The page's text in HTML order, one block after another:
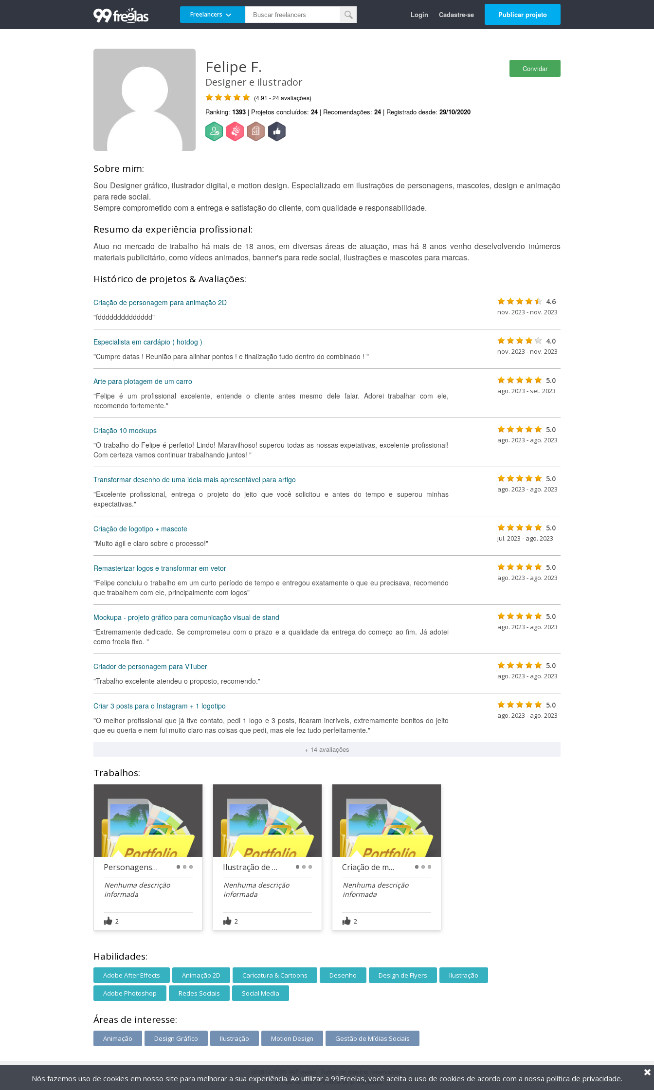
Freelancers Login Cadastre-se Publicar projeto
Convidar
Felipe F.
Designer e ilustrador
(4.91 - 24 avaliações)
Ranking: 1393 | Projetos concluídos: 24 | Recomendações: 24 | Registrado desde: 29/10/2020
Sobre mim:
Sou Designer gráfico, ilustrador digital, e motion design. Especializado em ilustrações de personagens, mascotes, design e animação
para rede social.
Sempre comprometido com a entrega e satisfação do cliente, com qualidade e responsabilidade.
Resumo da experiência profissional:
Atuo no mercado de trabalho há mais de 18 anos, em diversas áreas de atuação, mas há 8 anos venho deselvolvendo inúmeros
materiais publicitário, como vídeos animados, banner's para rede social, ilustrações e mascotes para marcas.
Histórico de projetos & Avaliações:
Criação de personagem para animação 2D
"fdddddddddddddd"
4.6
nov. 2023 - nov. 2023
Especialista em cardápio ( hotdog )
"Cumpre datas ! Reunião para alinhar pontos ! e finalização tudo dentro do combinado ! "
4.0
nov. 2023 - nov. 2023
Arte para plotagem de um carro
"Felipe é um profissional excelente, entende o cliente antes mesmo dele falar. Adorei trabalhar com ele,
recomendo fortemente."
5.0
ago. 2023 - set. 2023
Criação 10 mockups
"O trabalho do Felipe é perfeito! Lindo! Maravilhoso! superou todas as nossas expetativas, excelente profissional!
Com certeza vamos continuar trabalhando juntos! "
5.0
ago. 2023 - ago. 2023
Transformar desenho de uma ideia mais apresentável para artigo
"Excelente profissional, entrega o projeto do jeito que você solicitou e antes do tempo e superou minhas
expectativas."
5.0
ago. 2023 - ago. 2023
Criação de logotipo + mascote
"Muito ágil e claro sobre o processo!"
5.0
jul. 2023 - ago. 2023
Remasterizar logos e transformar em vetor
"Felipe concluiu o trabalho em um curto período de tempo e entregou exatamente o que eu precisava, recomendo
que trabalhem com ele, principalmente com logos"
5.0
ago. 2023 - ago. 2023
Mockupa - projeto gráfico para comunicação visual de stand
"Extremamente dedicado. Se comprometeu com o prazo e a qualidade da entrega do começo ao fim. Já adotei
como freela fixo. "
5.0
ago. 2023 - ago. 2023
Criador de personagem para VTuber
"Trabalho excelente atendeu o proposto, recomendo."
5.0
ago. 2023 - ago. 2023
Criar 3 posts para o Instagram + 1 logotipo
"O melhor profissional que já tive contato, pedi 1 logo e 3 posts, ficaram incríveis, extremamente bonitos do jeito
que eu queria e nem fui muito claro nas coisas que pedi, mas ele fez tudo perfeitamente."
5.0
ago. 2023 - ago. 2023
+ 14 avaliações
Trabalhos:
Personagens de Cinema
Nenhuma descrição
informada
2
Ilustração de Personagem
Nenhuma descrição
informada
2
Criação de mascotes
Nenhuma descrição
informada
2
Habilidades:
Adobe After Effects Animação 2D Caricatura & Cartoons Desenho Design de Flyers Ilustração
Adobe Photoshop Redes Sociais Social Media
Áreas de interesse:
Animação Design Gráfico Ilustração Motion Design Gestão de Mídias Sociais
Termos de uso|Política de privacidade
Nós fazemos uso de cookies em nosso site para melhorar a sua experiência. Ao utilizar a 99Freelas, você aceita o uso de cookies de acordo com a nossa política de privacidade.